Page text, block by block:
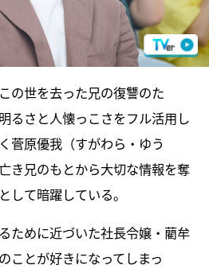
の世を去った兄の復讐のた
るさと人懐っこさをフル活用し
菅原優我（すがわら・ゆう
き兄のもとから大切な情報を奪
して暗躍している。
ために近づいた社長令嬢・藺牟
ことが好きになってしまっ